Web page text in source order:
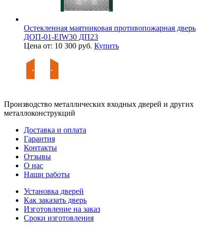
Остекленная маятниковая противопожарная дверь
ДОП-01-EIW30 ДП23
Цена от: 10 300 руб. Купить
Производство металлических входных дверей и других
металлоконструкций
Доставка и оплата
Гарантия
Контакты
Отзывы
О нас
Наши работы
Установка дверей
Как заказать дверь
Изготовление на заказ
Сроки изготовления